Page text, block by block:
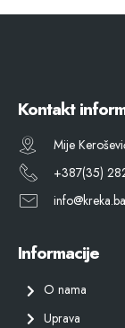
Kontakt
Mije
+387(35)
info@kreka.ba
Informacije
O nama
Uprava